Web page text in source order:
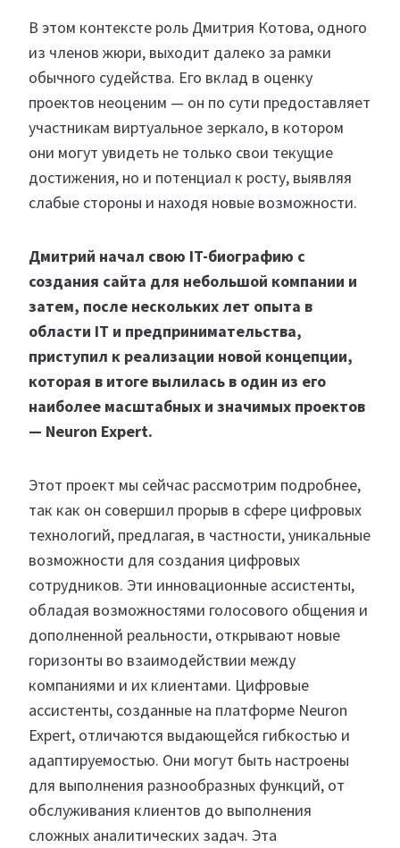
В этом контексте роль Дмитрия Котова, одного
из членов жюри, выходит далеко за рамки
обычного судейства. Его вклад в оценку
проектов неоценим — он по сути предоставляет
участникам виртуальное зеркало, в котором
они могут увидеть не только свои текущие
достижения, но и потенциал к росту, выявляя
слабые стороны и находя новые возможности.
Дмитрий начал свою IT-биографию с
создания сайта для небольшой компании и
затем, после нескольких лет опыта в
области IT и предпринимательства,
приступил к реализации новой концепции,
которая в итоге вылилась в один из его
наиболее масштабных и значимых проектов
— Neuron Expert.
Этот проект мы сейчас рассмотрим подробнее,
так как он совершил прорыв в сфере цифровых
технологий, предлагая, в частности, уникальные
возможности для создания цифровых
сотрудников. Эти инновационные ассистенты,
обладая возможностями голосового общения и
дополненной реальности, открывают новые
горизонты во взаимодействии между
компаниями и их клиентами. Цифровые
ассистенты, созданные на платформе Neuron
Expert, отличаются выдающейся гибкостью и
адаптируемостью. Они могут быть настроены
для выполнения разнообразных функций, от
обслуживания клиентов до выполнения
сложных аналитических задач. Эта